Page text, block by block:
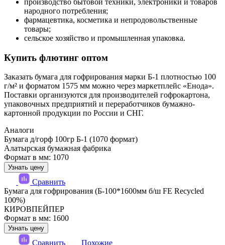
производство бытовой техники, электроники и товаров
народного потребления;
фармацевтика, косметика и непродовольственные
товары;
сельское хозяйство и промышленная упаковка.
Купить флютинг оптом
Заказать бумага для гофрирования марки Б-1 плотностью 100
г/м² и форматом 1575 мм можно через маркетплейс «Енода».
Поставки организуются для производителей гофрокартона,
упаковочных предприятий и переработчиков бумажно-
картонной продукции по России и СНГ.
Аналоги
Бумага д/горф 100гр Б-1 (1070 формат)
Алатырская бумажная фабрика
Формат в мм: 1070
Узнать цену
Сравнить
Бумага для гофрирования (Б-100*1600мм б/ш FE Recycled
100%)
КИРОВПЕЙПЕР
Формат в мм: 1600
Узнать цену
Сравнить
Похожие